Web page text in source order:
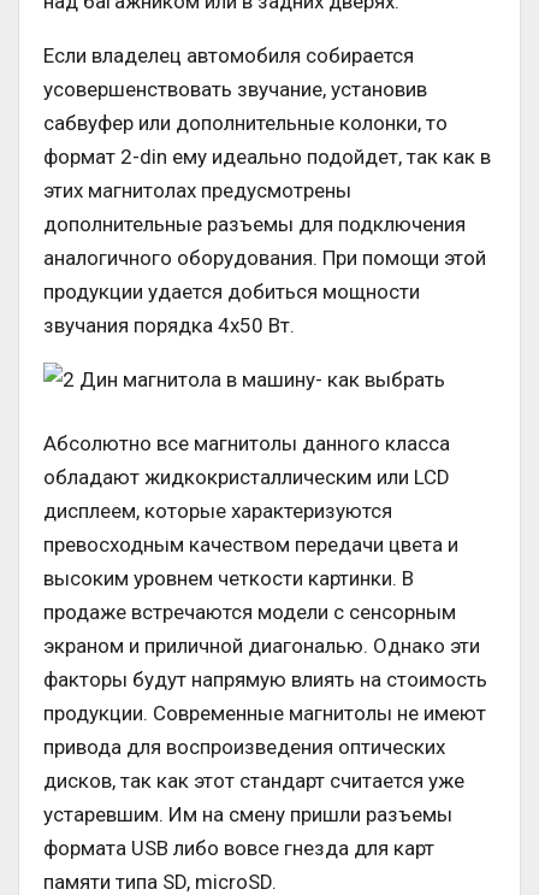
Если владелец автомобиля собирается
усовершенствовать звучание, установив
сабвуфер или дополнительные колонки, то
формат 2-din ему идеально подойдет, так как в
этих магнитолах предусмотрены
дополнительные разъемы для подключения
аналогичного оборудования. При помощи этой
продукции удается добиться мощности
звучания порядка 4х50 Вт.
Абсолютно все магнитолы данного класса
обладают жидкокристаллическим или LCD
дисплеем, которые характеризуются
превосходным качеством передачи цвета и
высоким уровнем четкости картинки. В
продаже встречаются модели с сенсорным
экраном и приличной диагональю. Однако эти
факторы будут напрямую влиять на стоимость
продукции. Современные магнитолы не имеют
привода для воспроизведения оптических
дисков, так как этот стандарт считается уже
устаревшим. Им на смену пришли разъемы
формата USB либо вовсе гнезда для карт
памяти типа SD, microSD.